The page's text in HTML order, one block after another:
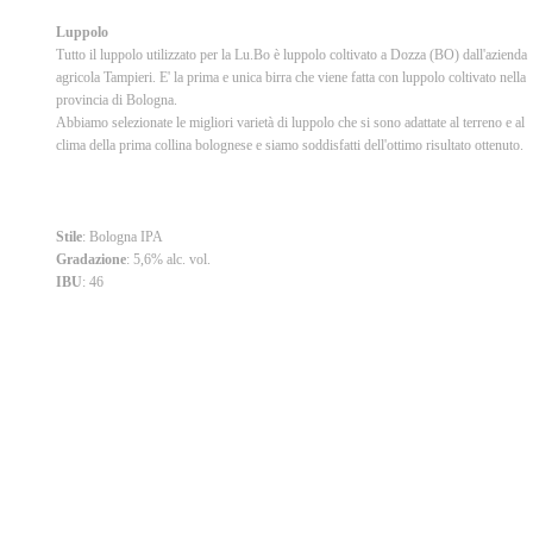
Luppolo
Tutto il luppolo utilizzato per la Lu.Bo è luppolo coltivato a Dozza (BO) dall'azienda
agricola Tampieri. E' la prima e unica birra che viene fatta con luppolo coltivato nella
provincia di Bologna.
Abbiamo selezionate le migliori varietà di luppolo che si sono adattate al terreno e al
clima della prima collina bolognese e siamo soddisfatti dell'ottimo risultato ottenuto.
Stile: Bologna IPA
Gradazione: 5,6% alc. vol.
IBU: 46